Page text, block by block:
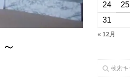
～
24
25
31
« 12月